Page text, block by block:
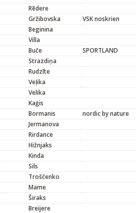
Rēdere
Gržibovska
VSK noskrien
Beginina
Villa
Buče
SPORTLAND
Strazdiņa
Rudzīte
Veļika
Velika
Kaģis
Bormanis
nordic by nature
Jermanova
Rirdance
Hižnjaks
Kinda
Sils
Troščenko
Mame
Širaks
Breijere